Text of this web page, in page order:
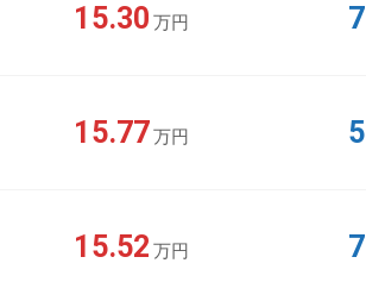
15.30万円 7
15.77万円 5
15.52万円 7